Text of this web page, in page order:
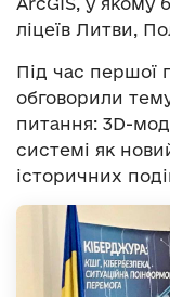
ліцеїв Литви,
Під час першої
обговорили
питання: 3D-
системі як
історичних